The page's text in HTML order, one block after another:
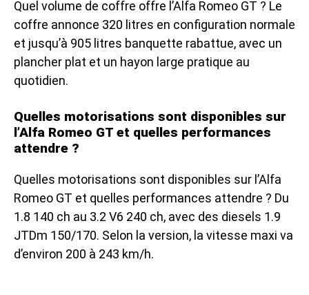
Quel volume de coffre offre l’Alfa Romeo GT ? Le
coffre annonce 320 litres en configuration normale
et jusqu’à 905 litres banquette rabattue, avec un
plancher plat et un hayon large pratique au
quotidien.
Quelles motorisations sont disponibles sur
l’Alfa Romeo GT et quelles performances
attendre ?
Quelles motorisations sont disponibles sur l’Alfa
Romeo GT et quelles performances attendre ? Du
1.8 140 ch au 3.2 V6 240 ch, avec des diesels 1.9
JTDm 150/170. Selon la version, la vitesse maxi va
d’environ 200 à 243 km/h.